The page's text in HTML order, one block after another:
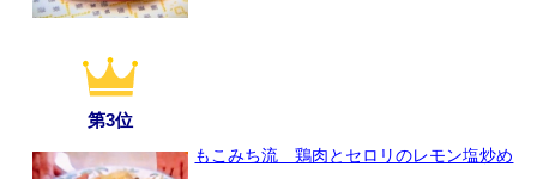
第3位
もこみち流 鶏肉とセロリのレモン塩炒め